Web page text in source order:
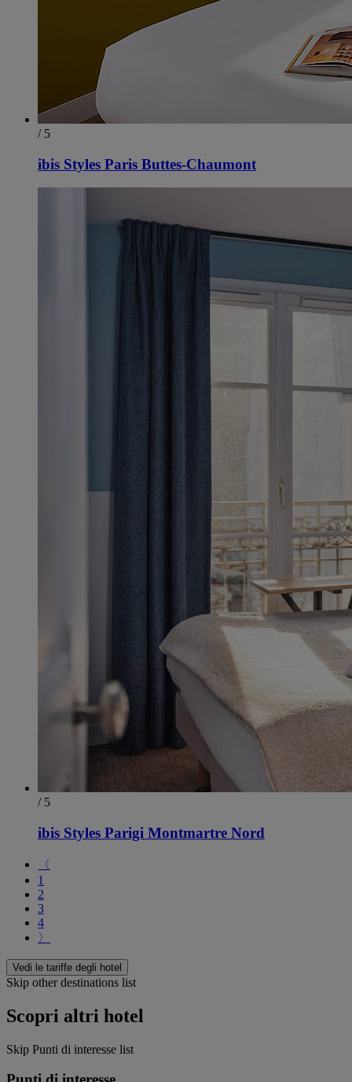
/ 5
ibis Styles Paris Buttes-Chaumont
/ 5
ibis Styles Parigi Montmartre Nord
〈
1
2
3
4
〉
Vedi le tariffe degli hotel
Skip other destinations list
Scopri altri hotel
Skip Punti di interesse list